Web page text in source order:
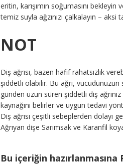
eritin, karışımın soğumasını
temiz suyla ağzınızı çalkalayın – aksi
NOT
Diş ağrısı, bazen hafif rahatsızlık
şiddetli olabilir. Bu ağrı,
günden uzun süren şiddetli diş
kaynağını belirler ve uygun tedavi
Diş ağrısı çeşitli sebeplerden dolayı
Ağrıyan dişe Sarımsak ve Karanfil
Bu içeriğin